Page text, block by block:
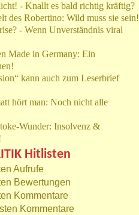
- Knallt es bald richtig kräftig?
des Robertino: Wild muss sie sein!
- Wenn Unverständnis viral
Made in Germany: Ein
kann auch zum Leserbrief
hört man: Noch nicht alle
Wunder: Insolvenz &
Hitlisten
Aufrufe
Bewertungen
Kommentare
Kommentare